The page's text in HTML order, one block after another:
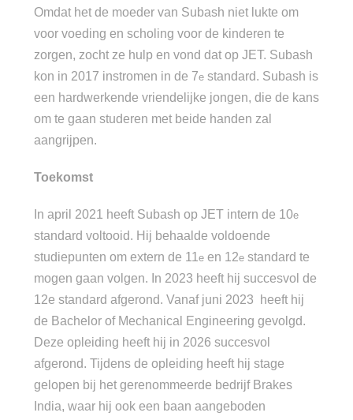
Omdat het de moeder van Subash niet lukte om
voor voeding en scholing voor de kinderen te
zorgen, zocht ze hulp en vond dat op JET. Subash
kon in 2017 instromen in de 7e standard. Subash is
een hardwerkende vriendelijke jongen, die de kans
om te gaan studeren met beide handen zal
aangrijpen.
Toekomst
In april 2021 heeft Subash op JET intern de 10e
standard voltooid. Hij behaalde voldoende
studiepunten om extern de 11 e en 12e standard te
mogen gaan volgen. In 2023 heeft hij succesvol de
12e standard afgerond. Vanaf juni 2023 heeft hij
de Bachelor of Mechanical Engineering gevolgd.
Deze opleiding heeft hij in 2026 succesvol
afgerond. Tijdens de opleiding heeft hij stage
gelopen bij het gerenommeerde bedrijf Brakes
India, waar hij ook een baan aangeboden